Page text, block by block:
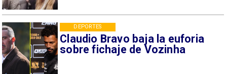
Claudio Bravo baja la euforia
sobre fichaje de Vozinha
DEPORTES